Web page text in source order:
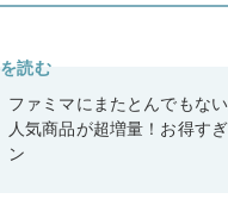
読む
ファミマにまたとんでもな
人気商品が超増量！お得す
ン